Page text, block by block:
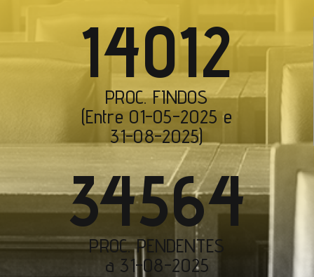
PROC. FINDOS
(Entre 01-05-2025 e
31-08-2025)
14012
PROC. PENDENTES
a 31-08-2025
34564